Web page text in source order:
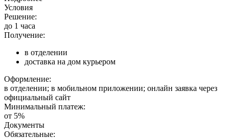
Условия
Решение:
до 1 часа
Получение:
в отделении
доставка на дом курьером
Оформление:
в отделении; в мобильном приложении; онлайн заявка через
официальный сайт
Минимальный платеж:
от 5%
Документы
Обязательные: